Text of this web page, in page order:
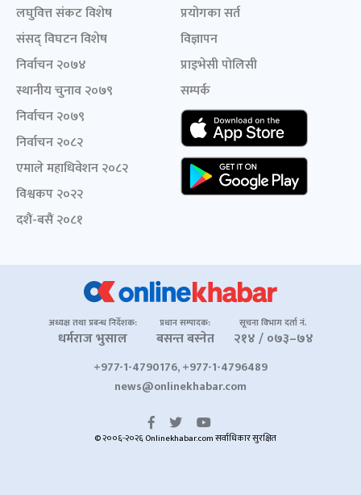
लघुवित्त संकट विशेष
संसद् विघटन विशेष
निर्वाचन २०७४
स्थानीय चुनाव २०७९
निर्वाचन २०७९
निर्वाचन २०८२
एमाले महाधिवेशन २०८२
विश्वकप २०२२
दशैं-बसैं २०८१
प्रयोगका सर्त
विज्ञापन
प्राइभेसी पोलिसी
सम्पर्क
अध्यक्ष तथा प्रबन्ध निर्देशक:
धर्मराज भुसाल
प्रधान सम्पादक:
बसन्त बस्नेत
सूचना विभाग दर्ता नं.
२१४ / ०७३–७४
+977-1-4790176, +977-1-4796489
news@onlinekhabar.com
© २००६-२०२६ Onlinekhabar.com सर्वाधिकार सुरक्षित